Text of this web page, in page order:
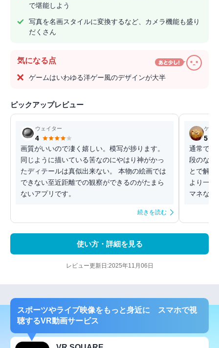
で堪能しよう
写真を名画スタイルに変換するなど、カメラ機能も盛り
だくさん
気になる点
ゲームはいわゆる洋ゲー風のデザインが大半
ピックアップレビュー
ウェイター
4
画質がいいので凄く嬉しい。模写が捗ります。
同じように描いている筈なのにやはり神がかっ
たディテールは真似出来ない。 本物の絵画では
できない至近距離での観察ができるのがたまら
ないアプリです。
続きを読む
ケン
5
通常では
段のなか
とで解
より一
マネなど
使い方・詳細を見る
レビュー更新日:2025年11月06日
スポーツやライブ映像をもっと身近に スマホで視
聴するVR動画サービス